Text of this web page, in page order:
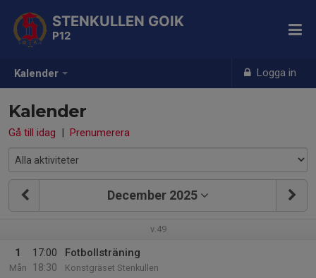
Kalender Logga in
STENKULLEN GOIK
P12
Kalender
Gå till idag | Prenumerera
December 2025
v.49
1
Mån
17:00
18:30
Fotbollsträning
Konstgräset Stenkullen